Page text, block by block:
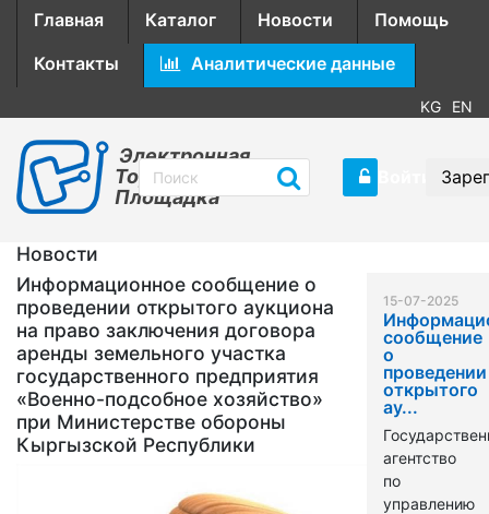
Главная Каталог Новости
Помощь
Контакты
Аналитические данные
KG EN
Электронная
Торговая
Площадка
Новости
Информационное сообщение о
проведении открытого аукциона
на право заключения договора
аренды земельного участка
государственного предприятия
«Военно-подсобное хозяйство»
при Министерстве обороны
Кыргызской Республики
15-07-2025
сообщение
о
проведении
открытого
ау...
агентство
по
управлению